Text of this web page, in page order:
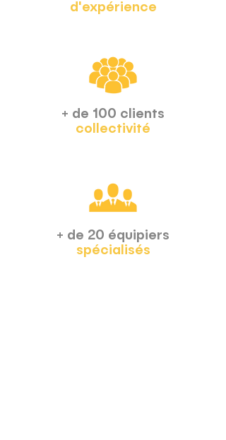
d'expérience
+ de 100 clients
collectivité
+ de 20 équipiers
spécialisés